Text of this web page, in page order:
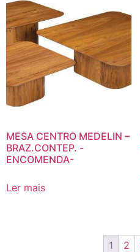
MESA CENTRO MEDELIN –
BRAZ.CONTEP. -
ENCOMENDA-
Ler mais
1 2